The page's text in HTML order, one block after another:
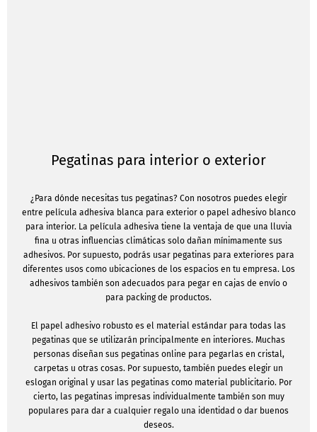
Pegatinas para interior o exterior
¿Para dónde necesitas tus pegatinas? Con nosotros puedes elegir
entre película adhesiva blanca para exterior o papel adhesivo blanco
para interior. La película adhesiva tiene la ventaja de que una lluvia
fina u otras influencias climáticas solo dañan mínimamente sus
adhesivos. Por supuesto, podrás usar pegatinas para exteriores para
diferentes usos como ubicaciones de los espacios en tu empresa. Los
adhesivos también son adecuados para pegar en cajas de envío o
para packing de productos.
El papel adhesivo robusto es el material estándar para todas las
pegatinas que se utilizarán principalmente en interiores. Muchas
personas diseñan sus pegatinas online para pegarlas en cristal,
carpetas u otras cosas. Por supuesto, también puedes elegir un
eslogan original y usar las pegatinas como material publicitario. Por
cierto, las pegatinas impresas individualmente también son muy
populares para dar a cualquier regalo una identidad o dar buenos
deseos.